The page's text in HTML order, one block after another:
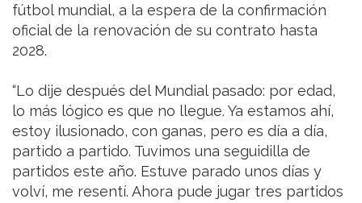
fútbol mundial, a la espera de la confirmación
oficial de la renovación de su contrato hasta
2028.
“Lo dije después del Mundial pasado: por edad,
lo más lógico es que no llegue. Ya estamos ahí,
estoy ilusionado, con ganas, pero es día a día,
partido a partido. Tuvimos una seguidilla de
partidos este año. Estuve parado unos días y
volví, me resentí. Ahora pude jugar tres partidos